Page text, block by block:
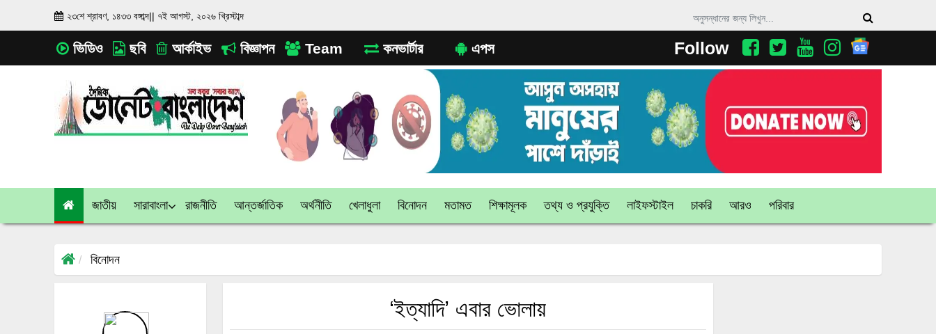
২৩শে শ্রাবণ, ১৪৩৩ বঙ্গাব্দ|| ৭ই আগস্ট, ২০২৬ খ্রিস্টাব্দ
ভিডিও ছবি আর্কাইভ বিজ্ঞাপন Team কনভার্টার এপস Follow
জাতীয় সারাবাংলা রাজনীতি আন্তর্জাতিক অর্থনীতি খেলাধুলা বিনোদন মতামত শিক্ষামূলক তথ্য ও প্রযুক্তি লাইফস্টাইল চাকরি আরও পরিবার
বিনোদন
‘ইত্যাদি’ এবার ভোলায়